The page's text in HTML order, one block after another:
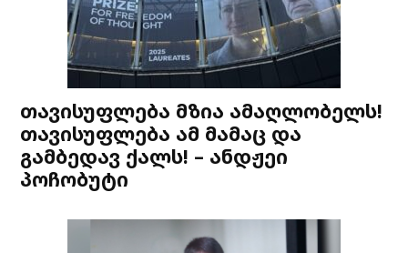
თავისუფლება მზია ამაღლობელს!
თავისუფლება ამ მამაც და
გამბედავ ქალს! – ანდჟეი
პოჩობუტი